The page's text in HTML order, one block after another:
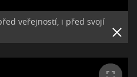
veřejností, i před svojí